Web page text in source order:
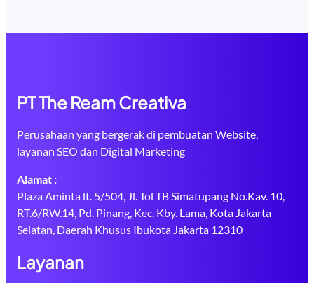
PT The Ream Creativa
Perusahaan yang bergerak di pembuatan Website,
layanan SEO dan Digital Marketing
Alamat :
Plaza Aminta lt. 5/504, Jl. Tol TB Simatupang No.Kav. 10,
RT.6/RW.14, Pd. Pinang, Kec. Kby. Lama, Kota Jakarta
Selatan, Daerah Khusus Ibukota Jakarta 12310
Layanan